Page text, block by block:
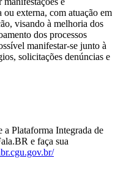
externa, com atuação em
visando à melhoria dos
dos processos
manifestar-se junto à
solicitações denúncias e
a Plataforma Integrada de
e faça sua